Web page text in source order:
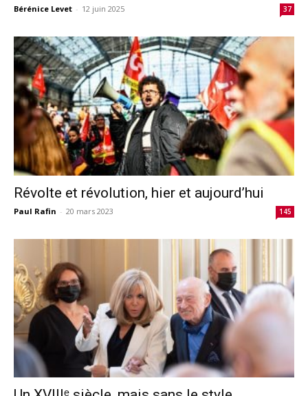
Bérénice Levet - 12 juin 2025 37
Révolte et révolution, hier et aujourd’hui
Paul Rafin - 20 mars 2023 145